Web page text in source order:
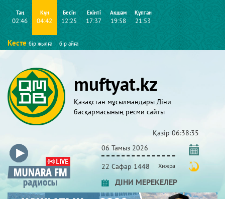
Таң
02:46
Күн
04:42
Бесін
12:25
Екінті
17:37
Ақшам
19:58
Құптан
21:53
Кесте бір жылға бір айға
muftyat.kz
Қазақстан мұсылмандары Діни
басқармасының ресми сайты
Қазір 06:38:36
06 Тамыз 2026
22 Сафар 1448 Хижра
ДІНИ МЕРЕКЕЛЕР